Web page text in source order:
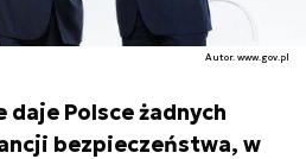
Autor. www.gov.pl
daje Polsce żadnych
bezpieczeństwa, w